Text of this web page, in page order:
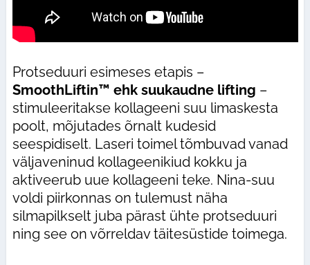
Protseduuri esimeses etapis –
SmoothLiftin™ ehk suukaudne lifting –
stimuleeritakse kollageeni suu limaskesta
poolt, mõjutades õrnalt kudesid
seespidiselt. Laseri toimel tõmbuvad vanad
väljaveninud kollageenikiud kokku ja
aktiveerub uue kollageeni teke. Nina-suu
voldi piirkonnas on tulemust näha
silmapilkselt juba pärast ühte protseduuri
ning see on võrreldav täitesüstide toimega.